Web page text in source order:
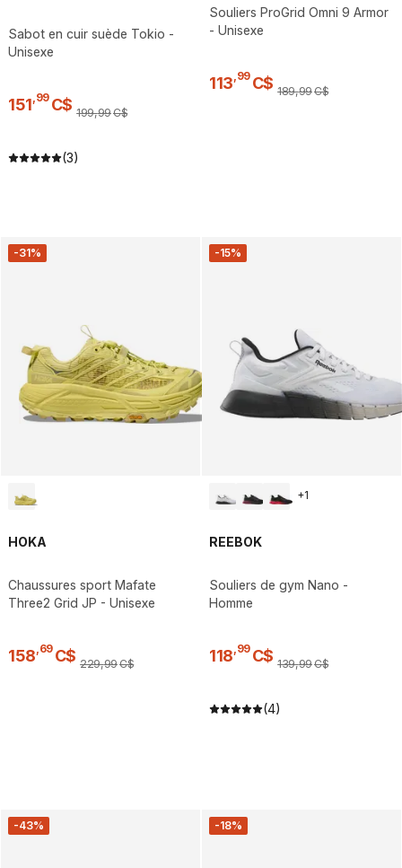
Sabot en cuir suède Tokio -
Unisexe
151,99 C$ 199,99C$
(3)
Souliers ProGrid Omni 9 Armor
- Unisexe
113,99 C$ 189,99C$
-31%
HOKA
Chaussures sport Mafate
Three2 Grid JP - Unisexe
158,69 C$ 229,99C$
-15%
+1
REEBOK
Souliers de gym Nano -
Homme
118,99 C$ 139,99C$
(4)
-43% -18%